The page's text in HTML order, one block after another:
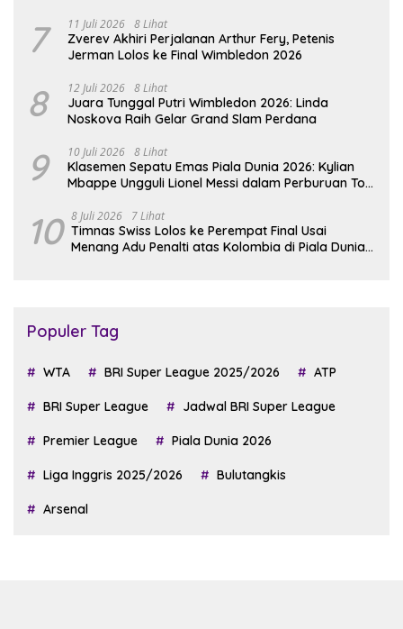
7 11 Juli 2026 8 Lihat
Zverev Akhiri Perjalanan Arthur Fery, Petenis
Jerman Lolos ke Final Wimbledon 2026
8 12 Juli 2026 8 Lihat
Juara Tunggal Putri Wimbledon 2026: Linda
Noskova Raih Gelar Grand Slam Perdana
9 10 Juli 2026 8 Lihat
Klasemen Sepatu Emas Piala Dunia 2026: Kylian
Mbappe Ungguli Lionel Messi dalam Perburuan Top
10 8 Juli 2026 7 Lihat
Timnas Swiss Lolos ke Perempat Final Usai
Menang Adu Penalti atas Kolombia di Piala Dunia
Populer Tag
WTA BRI Super League 2025/2026 ATP
BRI Super League Jadwal BRI Super League
Premier League Piala Dunia 2026
Liga Inggris 2025/2026 Bulutangkis
Arsenal